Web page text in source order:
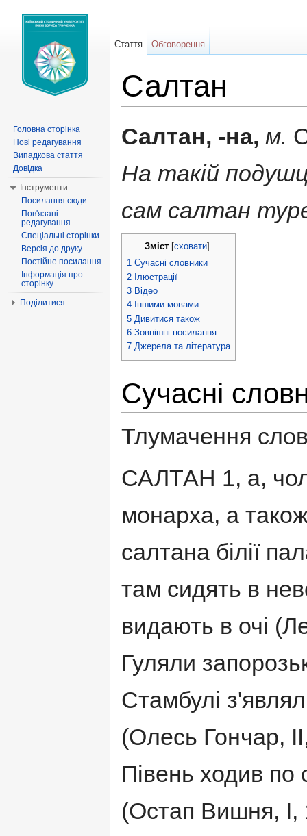
Салтан
Салтан, -на, м.
На такій
сам салтан
Зміст сховати
1 Сучасні словники
2 Ілюстрації
3 Відео
4 Іншими мовами
5 Дивитися також
6 Зовнішні посилання
7 Джерела та література
Сучасні
Тлумачення
САЛТАН 1, а,
монарха, а
салтана білії
там сидять в
видають в очі
Гуляли
Стамбулі
(Олесь Гончар,
Півень ходив по
(Остап Вишня, I,
Стаття Обговорення
Головна сторінка
Нові редагування
Випадкова стаття
Довідка
Інструменти
Посилання сюди
Пов'язані
редагування
Спеціальні сторінки
Версія до друку
Постійне посилання
Інформація про
сторінку
Поділитися